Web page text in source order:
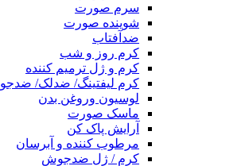
سرم صورت
شوینده صورت
ضدآفتاب
کرم روز و شب
کرم و ژل ترمیم کننده
کرم لیفتینگ/ ضدلک/
لوسیون وروغن بدن
ماسک صورت
آرایش پاک کن
مرطوب کننده و آبرسان
کرم / ژل ضدجوش